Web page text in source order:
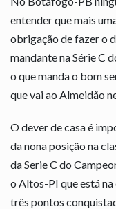
entender que mais
obrigação de fazer o
mandante na Série C
o que manda o bom
que vai ao Almeidão
O dever de casa é
da nona posição na
da Serie C do
o Altos-PI que está
três pontos